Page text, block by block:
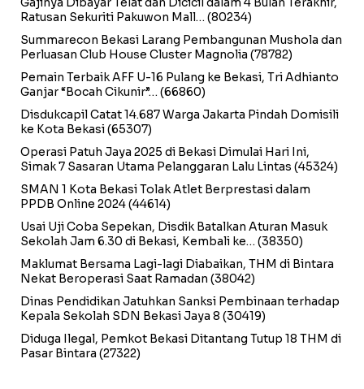
Ratusan Sekuriti Pakuwon Mall… (80234)
Summarecon Bekasi Larang Pembangunan Mushola dan
Perluasan Club House Cluster Magnolia (78782)
Pemain Terbaik AFF U-16 Pulang ke Bekasi, Tri Adhianto
Ganjar “Bocah Cikunir”… (66860)
Disdukcapil Catat 14.687 Warga Jakarta Pindah Domisili
ke Kota Bekasi(65307)
Operasi Patuh Jaya 2025 di Bekasi Dimulai Hari Ini,
Simak 7 Sasaran Utama Pelanggaran Lalu Lintas (45324)
SMAN 1 Kota Bekasi Tolak Atlet Berprestasi dalam
PPDB Online 2024(44614)
Usai Uji Coba Sepekan, Disdik Batalkan Aturan Masuk
Sekolah Jam 6.30 di Bekasi, Kembali ke… (38350)
Maklumat Bersama Lagi-lagi Diabaikan, THM di Bintara
Nekat Beroperasi Saat Ramadan (38042)
Dinas Pendidikan Jatuhkan Sanksi Pembinaan terhadap
Kepala Sekolah SDN Bekasi Jaya 8 (30419)
Diduga Ilegal, Pemkot Bekasi Ditantang Tutup 18 THM di
Pasar Bintara (27322)